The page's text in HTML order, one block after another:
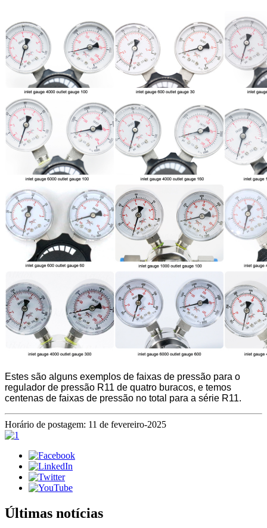
Estes são alguns exemplos de faixas de pressão para o
regulador de pressão R11 de quatro buracos, e temos
centenas de faixas de pressão no total para a série R11.
Horário de postagem: 11 de fevereiro-2025
Últimas notícias